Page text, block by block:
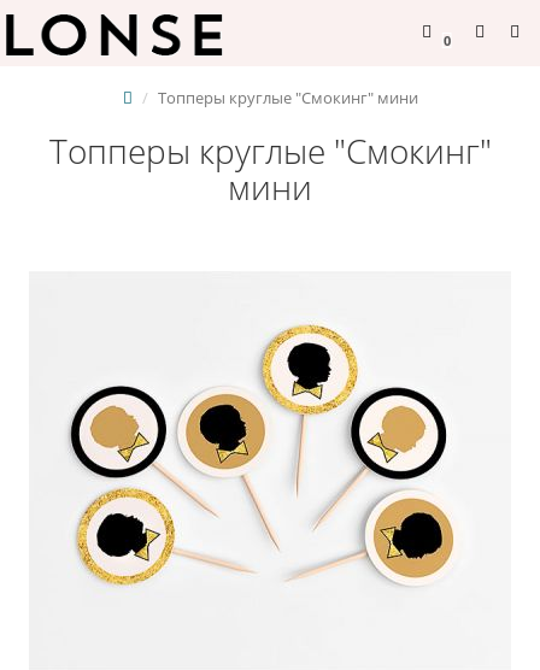
0
Топперы круглые "Смокинг" мини
Топперы круглые "Смокинг"
мини